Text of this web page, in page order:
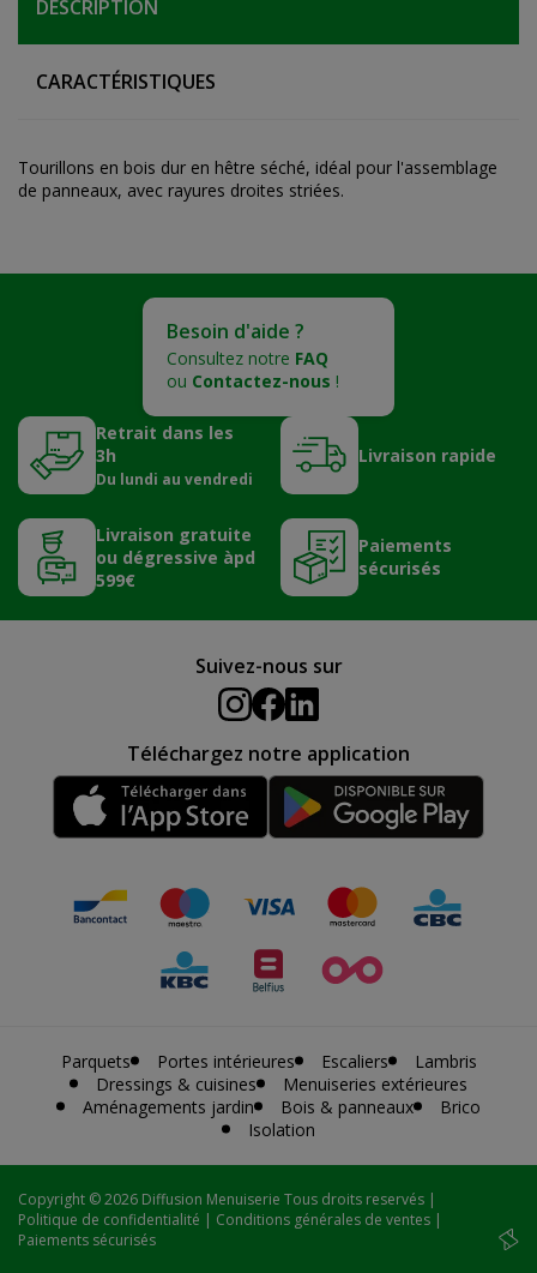
DESCRIPTION
CARACTÉRISTIQUES
Tourillons en bois dur en hêtre séché, idéal pour l'assemblage
de panneaux, avec rayures droites striées.
Besoin d'aide ?
Consultez notre FAQ
ou Contactez-nous !
Retrait dans les
3h
Du lundi au vendredi
Livraison rapide
Livraison gratuite
ou dégressive àpd
599€
Paiements
sécurisés
Suivez-nous sur
Téléchargez notre application
Parquets Portes intérieures Escaliers
Lambris
Dressings & cuisines
Menuiseries extérieures
Aménagements jardin
Bois & panneaux
Brico
Isolation
Copyright © 2026 Diffusion Menuiserie Tous droits reservés |
Politique de confidentialité | Conditions générales de ventes |
Paiements sécurisés